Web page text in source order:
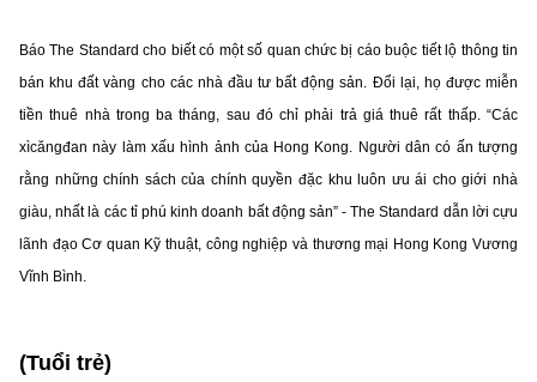
Báo The Standard cho biết có một số quan chức bị cáo buộc tiết lộ thông tin
bán khu đất vàng cho các nhà đầu tư bất động sản. Đổi lại, họ được miễn
tiền thuê nhà trong ba tháng, sau đó chỉ phải trả giá thuê rất thấp. “Các
xìcăngđan này làm xấu hình ảnh của Hong Kong. Người dân có ấn tượng
rằng những chính sách của chính quyền đặc khu luôn ưu ái cho giới nhà
giàu, nhất là các tỉ phú kinh doanh bất động sản” - The Standard dẫn lời cựu
lãnh đạo Cơ quan Kỹ thuật, công nghiệp và thương mại Hong Kong Vương
Vĩnh Bình.
(Tuổi trẻ)